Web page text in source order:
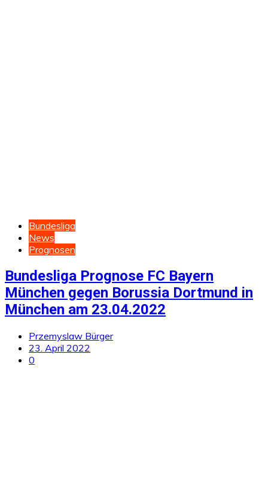
Bundesliga
News
Prognosen
Bundesliga Prognose FC Bayern
München gegen Borussia Dortmund in
München am 23.04.2022
Przemyslaw Bürger
23. April 2022
0